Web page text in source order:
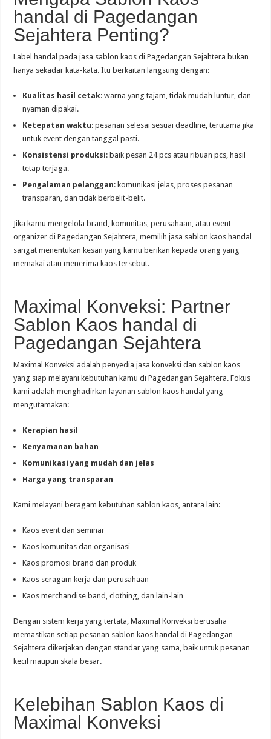
handal di Pagedangan
Sejahtera Penting?
Label handal pada jasa sablon kaos di Pagedangan Sejahtera bukan
hanya sekadar kata-kata. Itu berkaitan langsung dengan:
Kualitas hasil cetak: warna yang tajam, tidak mudah luntur, dan
nyaman dipakai.
Ketepatan waktu: pesanan selesai sesuai deadline, terutama jika
untuk event dengan tanggal pasti.
Konsistensi produksi: baik pesan 24 pcs atau ribuan pcs, hasil
tetap terjaga.
Pengalaman pelanggan: komunikasi jelas, proses pesanan
transparan, dan tidak berbelit-belit.
Jika kamu mengelola brand, komunitas, perusahaan, atau event
organizer di Pagedangan Sejahtera, memilih jasa sablon kaos handal
sangat menentukan kesan yang kamu berikan kepada orang yang
memakai atau menerima kaos tersebut.
Maximal Konveksi: Partner
Sablon Kaos handal di
Pagedangan Sejahtera
Maximal Konveksi adalah penyedia jasa konveksi dan sablon kaos
yang siap melayani kebutuhan kamu di Pagedangan Sejahtera. Fokus
kami adalah menghadirkan layanan sablon kaos handal yang
mengutamakan:
Kerapian hasil
Kenyamanan bahan
Komunikasi yang mudah dan jelas
Harga yang transparan
Kami melayani beragam kebutuhan sablon kaos, antara lain:
Kaos event dan seminar
Kaos komunitas dan organisasi
Kaos promosi brand dan produk
Kaos seragam kerja dan perusahaan
Kaos merchandise band, clothing, dan lain-lain
Dengan sistem kerja yang tertata, Maximal Konveksi berusaha
memastikan setiap pesanan sablon kaos handal di Pagedangan
Sejahtera dikerjakan dengan standar yang sama, baik untuk pesanan
kecil maupun skala besar.
Kelebihan Sablon Kaos di
Maximal Konveksi